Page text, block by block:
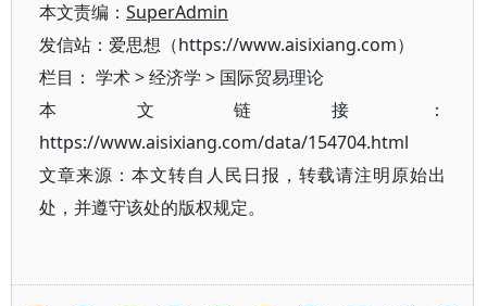
本文责编： SuperAdmin
发信站：爱思想（https://www.aisixiang.com）
栏目： 学术>经济学 > 国际贸易理论
本文链接：
https://www.aisixiang.com/data/154704.html
文章来源：本文转自人民日报，转载请注明原始出
处，并遵守该处的版权规定。